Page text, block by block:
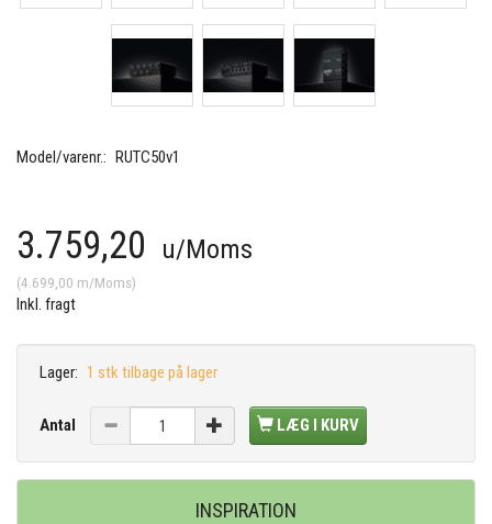
Model/varenr.: RUTC50v1
3.759,20 u/Moms
(4.699,00 m/Moms)
Inkl. fragt
Lager: 1 stk tilbage på lager
Antal LÆG I KURV
INSPIRATION